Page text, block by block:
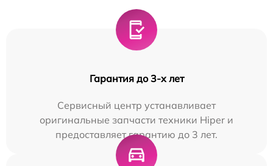
Гарантия до 3-х лет
Сервисный центр устанавливает
оригинальные запчасти техники Hiper и
предоставляет гарантию до 3 лет.